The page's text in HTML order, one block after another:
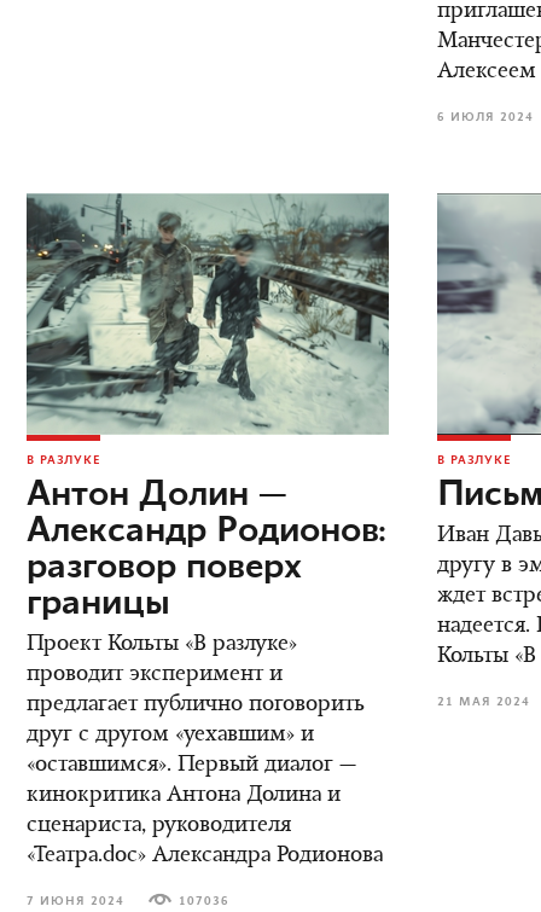
6 ИЮЛЯ 2024
В РАЗЛУКЕ
Антон Долин —
Александр Родионов:
разговор поверх
границы
Проект Кольты «В разлуке»
проводит эксперимент и
предлагает публично поговорить
друг с другом «уехавшим» и
«оставшимся». Первый диалог —
кинокритика Антона Долина и
сценариста, руководителя
«Театра.doc» Александра Родионова
7 ИЮНЯ 2024 107036
В РАЗЛУКЕ
Иван
другу в
ждет
надеется.
Кольты «В
21 МАЯ 2024